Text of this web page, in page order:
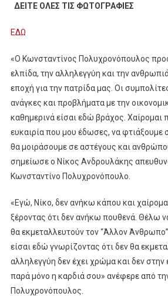
ΔΕΙΤΕ ΟΛΕΣ ΤΙΣ ΦΩΤΟΓΡΑΦΙΕΣ
ΕΔΩ
«O Κωνσταντίνος Πολυχρονόπουλος
ελπίδα, την αλληλεγγύη και την
εποχή για την πατρίδα μας. Οι
ανάγκες και προβλήματα με την
καθημερινά είσαι εδώ βράχος. Χαίρομαι
ευκαιρία που μου έδωσες, να φτιάξουμε
θα μοιράσουμε σε αστέγους και
σημείωσε ο Νίκος Ανδρουλάκης
Κωνσταντίνο Πολυχρονόπουλο.
«Εγώ, Νίκο, δεν ανήκω κάπου και
ξέροντας ότι δεν ανήκω πουθενά. Θέλω
θα εκμεταλλευτούν τον “Άλλον
είσαι εδώ γνωρίζοντας ότι δεν θα
αλληλεγγύη δεν έχει χρώμα και δεν στην
παρά μόνο η καρδιά σου» ανέφερε από
Πολυχρονόπουλος.